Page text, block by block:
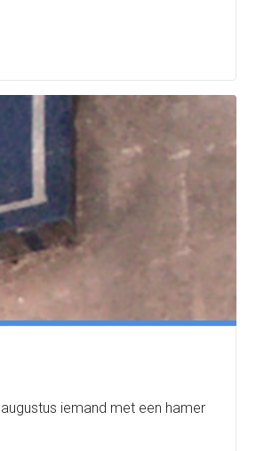
iemand met een hamer